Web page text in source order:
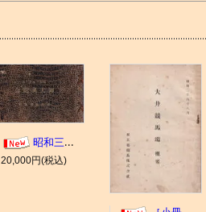
昭和三年十一月 御大典記念
20,000円(税込)